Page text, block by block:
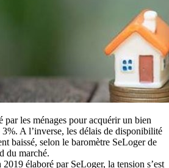
par les ménages pour acquérir un bien
A l’inverse, les délais de disponibilité
baissé, selon le baromètre SeLoger de
du marché.
élaboré par SeLoger, la tension s’est